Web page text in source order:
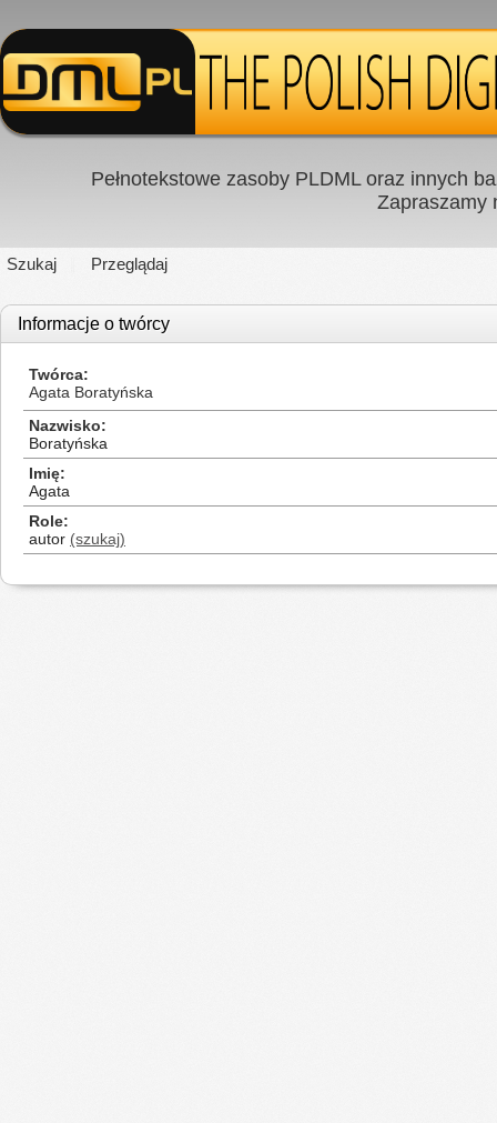
Pełnotekstowe zasoby PLDML oraz innych
Zapraszamy
Szukaj Przeglądaj
Informacje o twórcy
Twórca
Agata Boratyńska
Nazwisko
Boratyńska
Imię
Agata
Role
autor (szukaj)